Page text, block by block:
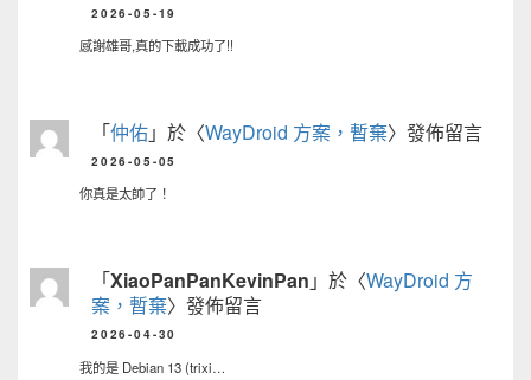
2026-05-19
感謝雄哥,真的下載成功了!!
「仲佑」於〈WayDroid 方案，暫棄〉發佈留言
2026-05-05
你真是太帥了！
「XiaoPanPanKevinPan 」於〈WayDroid 方
案，暫棄〉發佈留言
2026-04-30
我的是 Debian 13 (trixi…